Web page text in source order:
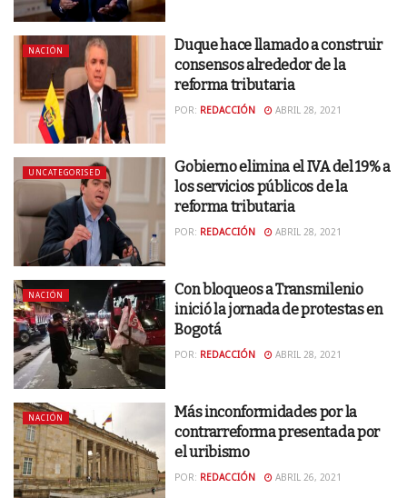
NACIÓN
Duque hace llamado a construir
consensos alrededor de la
reforma tributaria
POR: REDACCIÓN ABRIL 28, 2021
UNCATEGORISED
Gobierno elimina el IVA del 19% a
los servicios públicos de la
reforma tributaria
POR: REDACCIÓN ABRIL 28, 2021
NACIÓN
Con bloqueos a Transmilenio
inició la jornada de protestas en
Bogotá
POR: REDACCIÓN ABRIL 28, 2021
NACIÓN
Más inconformidades por la
contrarreforma presentada por
el uribismo
POR: REDACCIÓN ABRIL 26, 2021